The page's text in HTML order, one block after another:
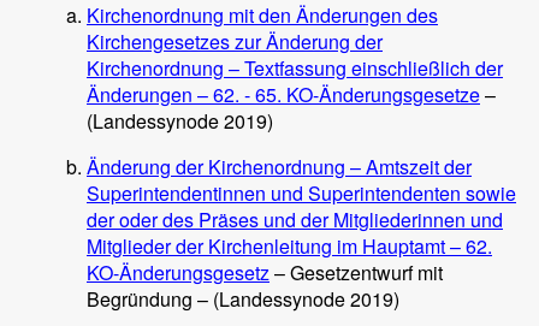
Kirchenordnung mit den Änderungen des
Kirchengesetzes zur Änderung der
Kirchenordnung – Textfassung einschließlich der
Änderungen – 62. - 65. KO-Änderungsgesetze–
(Landessynode 2019)
Änderung der Kirchenordnung – Amtszeit der
Superintendentinnen und Superintendenten sowie
der oder des Präses und der Mitgliederinnen und
Mitglieder der Kirchenleitung im Hauptamt – 62.
KO-Änderungsgesetz– Gesetzentwurf mit
Begründung – (Landessynode 2019)